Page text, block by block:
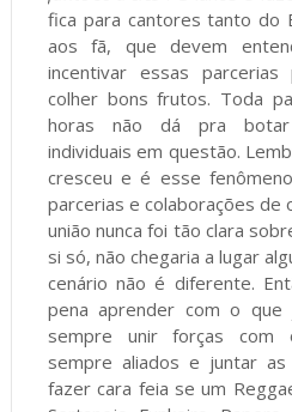
fica para cantores tanto do
aos fã, que devem
incentivar essas
colher bons frutos. Toda
horas não dá pra botar
individuais em questão.
cresceu e é esse
parcerias e colaborações de
união nunca foi tão clara
si só, não chegaria a lugar
cenário não é diferente.
pena aprender com o
sempre unir forças com
sempre aliados e juntar
fazer cara feia se um